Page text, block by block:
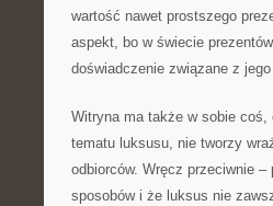
wartość nawet prostszego
aspekt, bo w świecie
doświadczenie związane z
Witryna ma także w sobie
tematu luksusu, nie tworzy
odbiorców. Wręcz przeciwnie
sposobów i że luksus nie